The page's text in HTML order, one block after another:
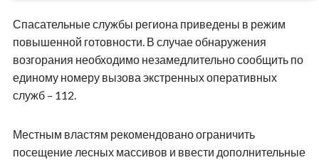
Спасательные службы региона приведены в режим
повышенной готовности. В случае обнаружения
возгорания необходимо незамедлительно сообщить по
единому номеру вызова экстренных оперативных
служб – 112.
Местным властям рекомендовано ограничить
посещение лесных массивов и ввести дополнительные